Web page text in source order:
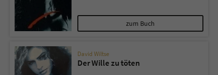
zum Buch
David Wiltse
Der Wille zu töten